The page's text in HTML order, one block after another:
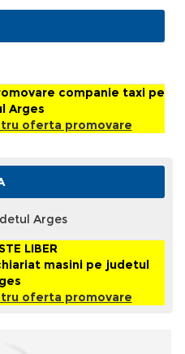
companie taxi pe
Arges
oferta promovare
Arges
LIBER
masini pe judetul
oferta promovare